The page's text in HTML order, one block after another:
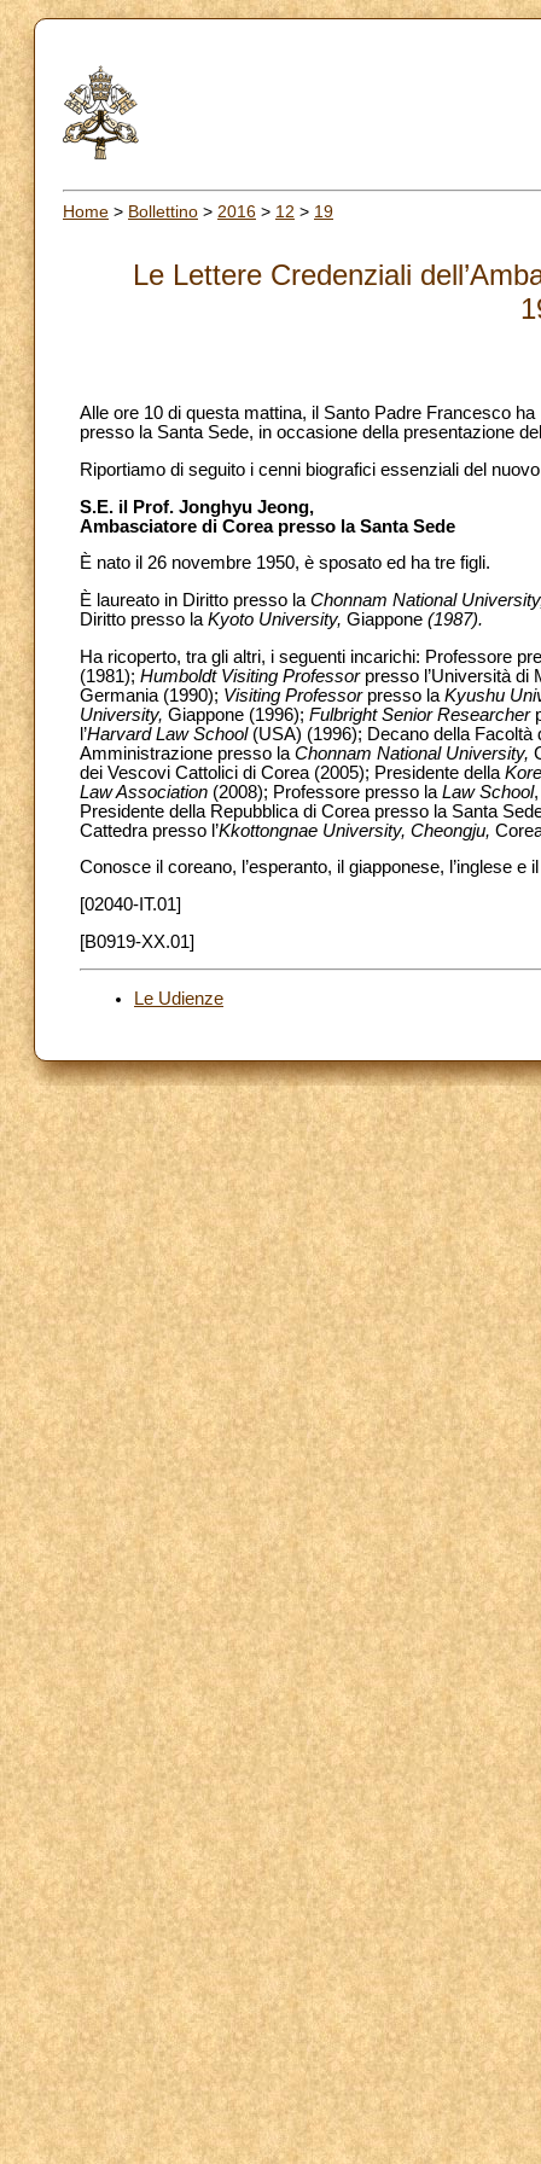
Home > Bollettino > 2016 > 12 > 19
Le Lettere Credenziali
Alle ore 10 di questa mattina, il Santo Padre Francesco
presso la Santa Sede, in occasione della presentazione
Riportiamo di seguito i cenni biografici essenziali del
S.E. il Prof. Jonghyu Jeong,
Ambasciatore di Corea presso la Santa Sede
È nato il 26 novembre 1950, è sposato ed ha tre figli.
È laureato in Diritto presso la Chonnam National
Diritto presso la Kyoto University, Giappone (1987).
Ha ricoperto, tra gli altri, i seguenti incarichi: Professore
(1981); Humboldt Visiting Professorpresso l’Università di
Germania (1990); Visiting Professor presso la Kyushu
University, Giappone (1996); Fulbright Senior Researcher
l’Harvard Law School (USA) (1996); Decano della
Amministrazione presso la Chonnam National University,
dei Vescovi Cattolici di Corea (2005); Presidente della
Law Association (2008); Professore presso la Law School
Presidente della Repubblica di Corea presso la Santa
Cattedra presso l’Kkottongnae University, Cheongju,
Conosce il coreano, l’esperanto, il giapponese, l’inglese e
[02040-IT.01]
[B0919-XX.01]
Le Udienze